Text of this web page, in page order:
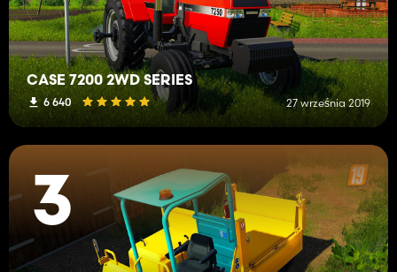
CASE 7200 2WD SERIES
6 640 27 września 2019
3